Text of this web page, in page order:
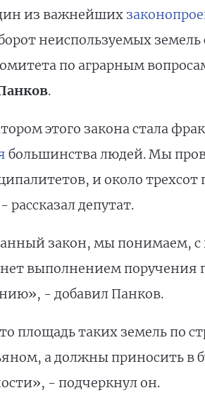
из важнейших
неиспользуемых
по аграрным
.
этого закона стала
большинства людей. Мы
и около
депутат.
закон, мы понимаем, с
выполнением поручения
- добавил Панков.
таких земель по
а должны приносить
- подчеркнул он.